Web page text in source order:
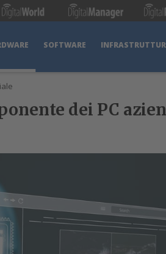
SOFTWARE
dei PC